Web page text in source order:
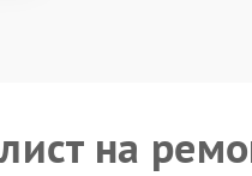
на